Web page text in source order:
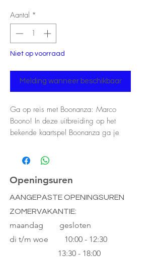
Aantal *
Niet op voorraad
Melding wanneer beschikbaar
Ga op reis met Boonanza: Marco
Boono! In deze uitbreiding op het
bekende kaartspel Boonanza ga je
zoek naar de legendarische gouden
rank. Elke opdracht die je vervult,
zorgt voor een extra stap op je reis
overslaan door hier met munten voor
te betalen. Maar die munten heb je
ook nodig om het spel te winnen.
Oftewel, nog meer tactische keuzes
Openingsuren
AANGEPASTE OPENINGSUREN
ZOMERVAKANTIE:
maandag gesloten
di t/m woe 10:00 - 12:30
13:30 - 18:00